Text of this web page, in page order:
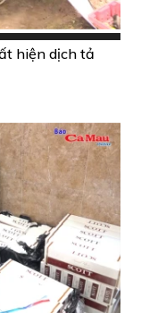
hiện dịch tả